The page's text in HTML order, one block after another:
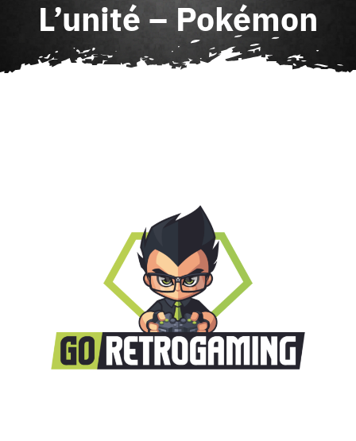
Agenda
Contact
L’unité – Pokémon